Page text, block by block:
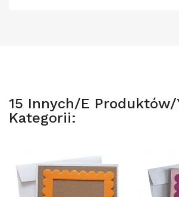
15 Innych/e Produktów/
Kategorii: